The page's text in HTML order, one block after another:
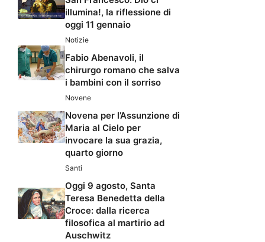
illumina!, la riflessione di
oggi 11 gennaio
Notizie
Fabio Abenavoli, il
chirurgo romano che salva
i bambini con il sorriso
Novene
Novena per l’Assunzione di
Maria al Cielo per
invocare la sua grazia,
quarto giorno
Santi
Oggi 9 agosto, Santa
Teresa Benedetta della
Croce: dalla ricerca
filosofica al martirio ad
Auschwitz